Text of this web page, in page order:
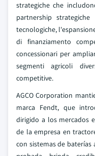
strategiche che
partnership
tecnologiche,
di finanziamento
concessionari per
segmenti agricoli
competitive.
AGCO Corporation
marca Fendt, que
dirigido a los mercados
de la empresa en
con sistemas de baterías